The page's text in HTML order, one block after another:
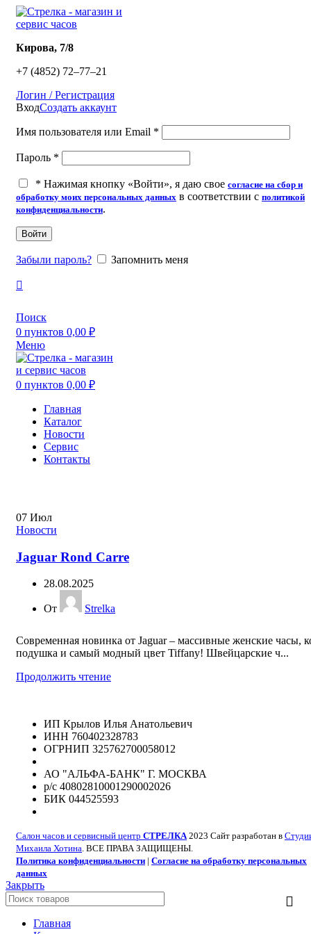
​Кирова, 7/8
+7 (4852) 72‒77‒21
Логин / Регистрация
ВходСоздать аккаунт
Имя пользователя или Email *
Пароль *
* Нажимая кнопку «Войти», я даю свое согласие на сбор и
обработку моих персональных данных в соответствии с политикой
конфиденциальности.
Войти
Забыли пароль? Запомнить меня
Поиск
0 пунктов 0,00 ₽
Меню
0 пунктов 0,00 ₽
Главная
Каталог
Новости
Сервис
Контакты
07 Июл
Новости
Jaguar Rond Carre
28.08.2025
От Strelka
Современная новинка от Jaguar – массивные женские часы,
подушка и самый модный цвет Tiffany! Швейцарские ч...
Продолжить чтение
ИП Крылов Илья Анатольевич
ИНН 760402328783
ОГРНИП 325762700058012
АО "АЛЬФА-БАНК" Г. МОСКВА
р/с 40802810001290002026
БИК 044525593
Салон часов и сервисный центр СТРЕЛКА 2023 Сайт разработан в
Михаила Хотина. ВСЕ ПРАВА ЗАЩИЩЕНЫ.
Политика конфиденциальности | Согласие на обработку персональных
данных
Закрыть
Главная